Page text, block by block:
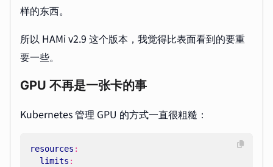
样的东西。
所以 HAMi v2.9 这个版本，我觉得比表面看到的要重
要一些。
GPU 不再是一张卡的事
Kubernetes 管理 GPU 的方式一直很粗糙：
resources :
limits :